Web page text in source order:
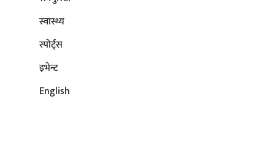
स्वास्थ्य
स्पोर्ट्स
इभेन्ट
English